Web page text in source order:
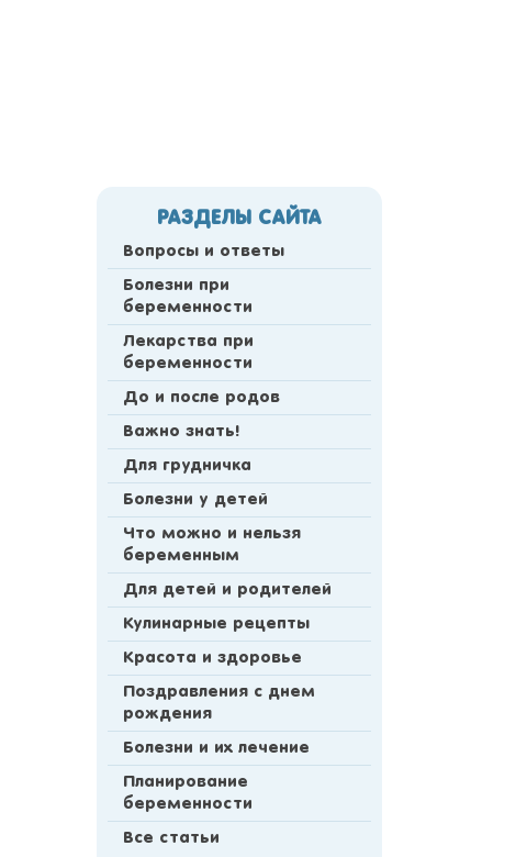
РАЗДЕЛЫ САЙТА
Вопросы и ответы
Болезни при
беременности
Лекарства при
беременности
До и после родов
Важно знать!
Для грудничка
Болезни у детей
Что можно и нельзя
беременным
Для детей и родителей
Кулинарные рецепты
Красота и здоровье
Поздравления с днем
рождения
Болезни и их лечение
Планирование
беременности
Все статьи